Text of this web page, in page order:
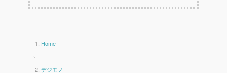
Home
›
デジモノ